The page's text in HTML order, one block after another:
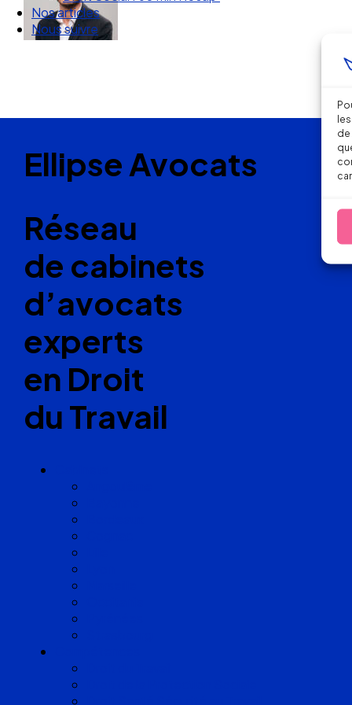
de
Nos articles
Nous suivre
Ellipse Avocats
Réseau
de cabinets
d’avocats
experts
en Droit
du Travail